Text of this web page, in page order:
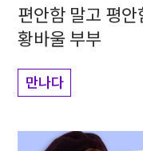
편안함 말고 평
황바울 부부
만나다